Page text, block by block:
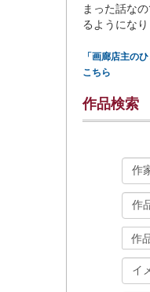
まった話な
るようにな
「画廊店主の
こちら
作品検索